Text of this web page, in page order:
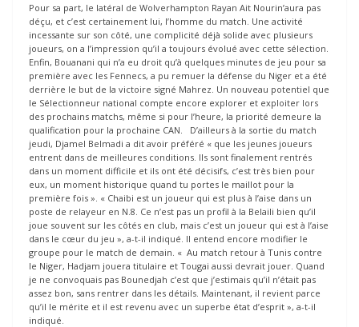
Pour sa part, le latéral de Wolverhampton Rayan Ait Nourin’aura pas
déçu, et c’est certainement lui, l’homme du match. Une activité
incessante sur son côté, une complicité déjà solide avec plusieurs
joueurs, on a l’impression qu’il a toujours évolué avec cette sélection.
Enfin, Bouanani qui n’a eu droit qu’à quelques minutes de jeu pour sa
première avec les Fennecs, a pu remuer la défense du Niger et a été
derrière le but de la victoire signé Mahrez. Un nouveau potentiel que
le Sélectionneur national compte encore explorer et exploiter lors
des prochains matchs, même si pour l’heure, la priorité demeure la
qualification pour la prochaine CAN. D’ailleurs à la sortie du match
jeudi, Djamel Belmadi a dit avoir préféré « que les jeunes joueurs
entrent dans de meilleures conditions. Ils sont finalement rentrés
dans un moment difficile et ils ont été décisifs, c’est très bien pour
eux, un moment historique quand tu portes le maillot pour la
première fois ». « Chaibi est un joueur qui est plus à l’aise dans un
poste de relayeur en N.8. Ce n’est pas un profil à la Belaili bien qu’il
joue souvent sur les côtés en club, mais c’est un joueur qui est à l’aise
dans le cœur du jeu », a-t-il indiqué. Il entend encore modifier le
groupe pour le match de demain. « Au match retour à Tunis contre
le Niger, Hadjam jouera titulaire et Tougai aussi devrait jouer. Quand
je ne convoquais pas Bounedjah c’est que j’estimais qu’il n’était pas
assez bon, sans rentrer dans les détails. Maintenant, il revient parce
qu’il le mérite et il est revenu avec un superbe état d’esprit », a-t-il
indiqué.